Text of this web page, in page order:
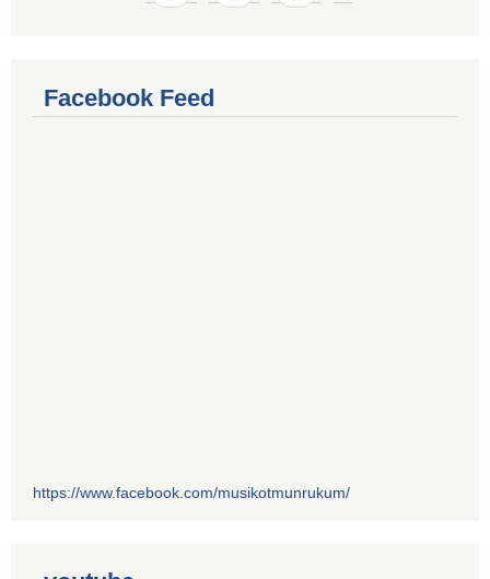
Facebook Feed
https://www.facebook.com/musikotmunrukum/